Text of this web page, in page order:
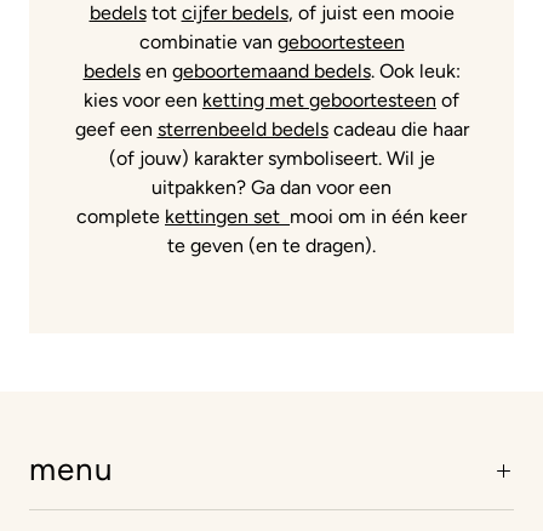
bedelstot cijfer bedels, of juist een mooie
combinatie van geboortesteen
bedelsen geboortemaand bedels. Ook leuk:
kies voor een ketting met geboortesteen of
geef een sterrenbeeld bedels cadeau die haar
(of jouw) karakter symboliseert. Wil je
uitpakken? Ga dan voor een
complete kettingen set mooi om in één keer
te geven (en te dragen).
menu